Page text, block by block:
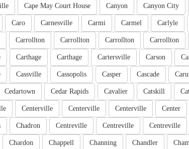
Canyon City
Canyon
Cape May Court House
Carlyle
Carmel
Carmi
Carnesville
Caro
Carrollton
Carrollton
Carrollton
Carrollton
Carson
Cartersville
Carthage
Carthage
Cascade
Casper
Cassopolis
Cassville
Catskill
Cavalier
Cedar Rapids
Cedartown
Center
Centerville
Centerville
Centerville
Centreville
Centreville
Centreville
Chadron
Chandler
Channing
Chappell
Chardon